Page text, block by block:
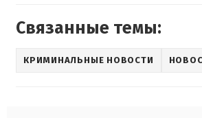
Связанные темы:
КРИМИНАЛЬНЫЕ НОВОСТИ